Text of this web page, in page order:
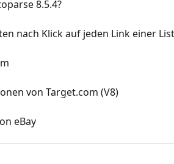
8.5.4?
nach Klick auf jeden Link einer
von Target.com (V8)
eBay